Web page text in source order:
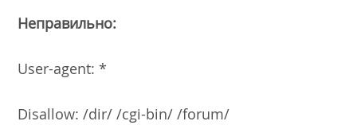
Неправильно:
User-agent: *
Disallow: /dir/ /cgi-bin/ /forum/